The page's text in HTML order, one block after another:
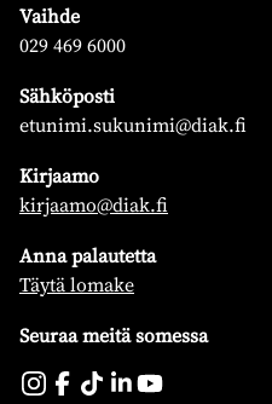
Vaihde
029 469 6000
Sähköposti
etunimi.sukunimi@diak.fi
Kirjaamo
kirjaamo@diak.fi
Anna palautetta
Täytä lomake
Seuraa meitä somessa